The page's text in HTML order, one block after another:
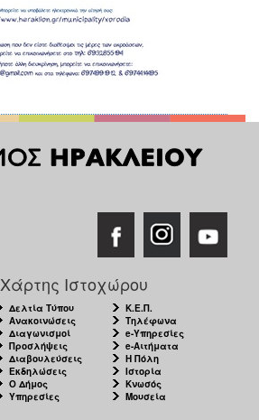
Χάρτης Ιστοχώρου
Δελτία Τύπου
Ανακοινώσεις
Διαγωνισμοί
Προσλήψεις
Διαβουλεύσεις
Εκδηλώσεις
Ο Δήμος
Υπηρεσίες
Κ.Ε.Π.
Τηλέφωνα
e-Υπηρεσίες
e-Αιτήματα
Η Πόλη
Ιστορία
Κνωσός
Μουσεία